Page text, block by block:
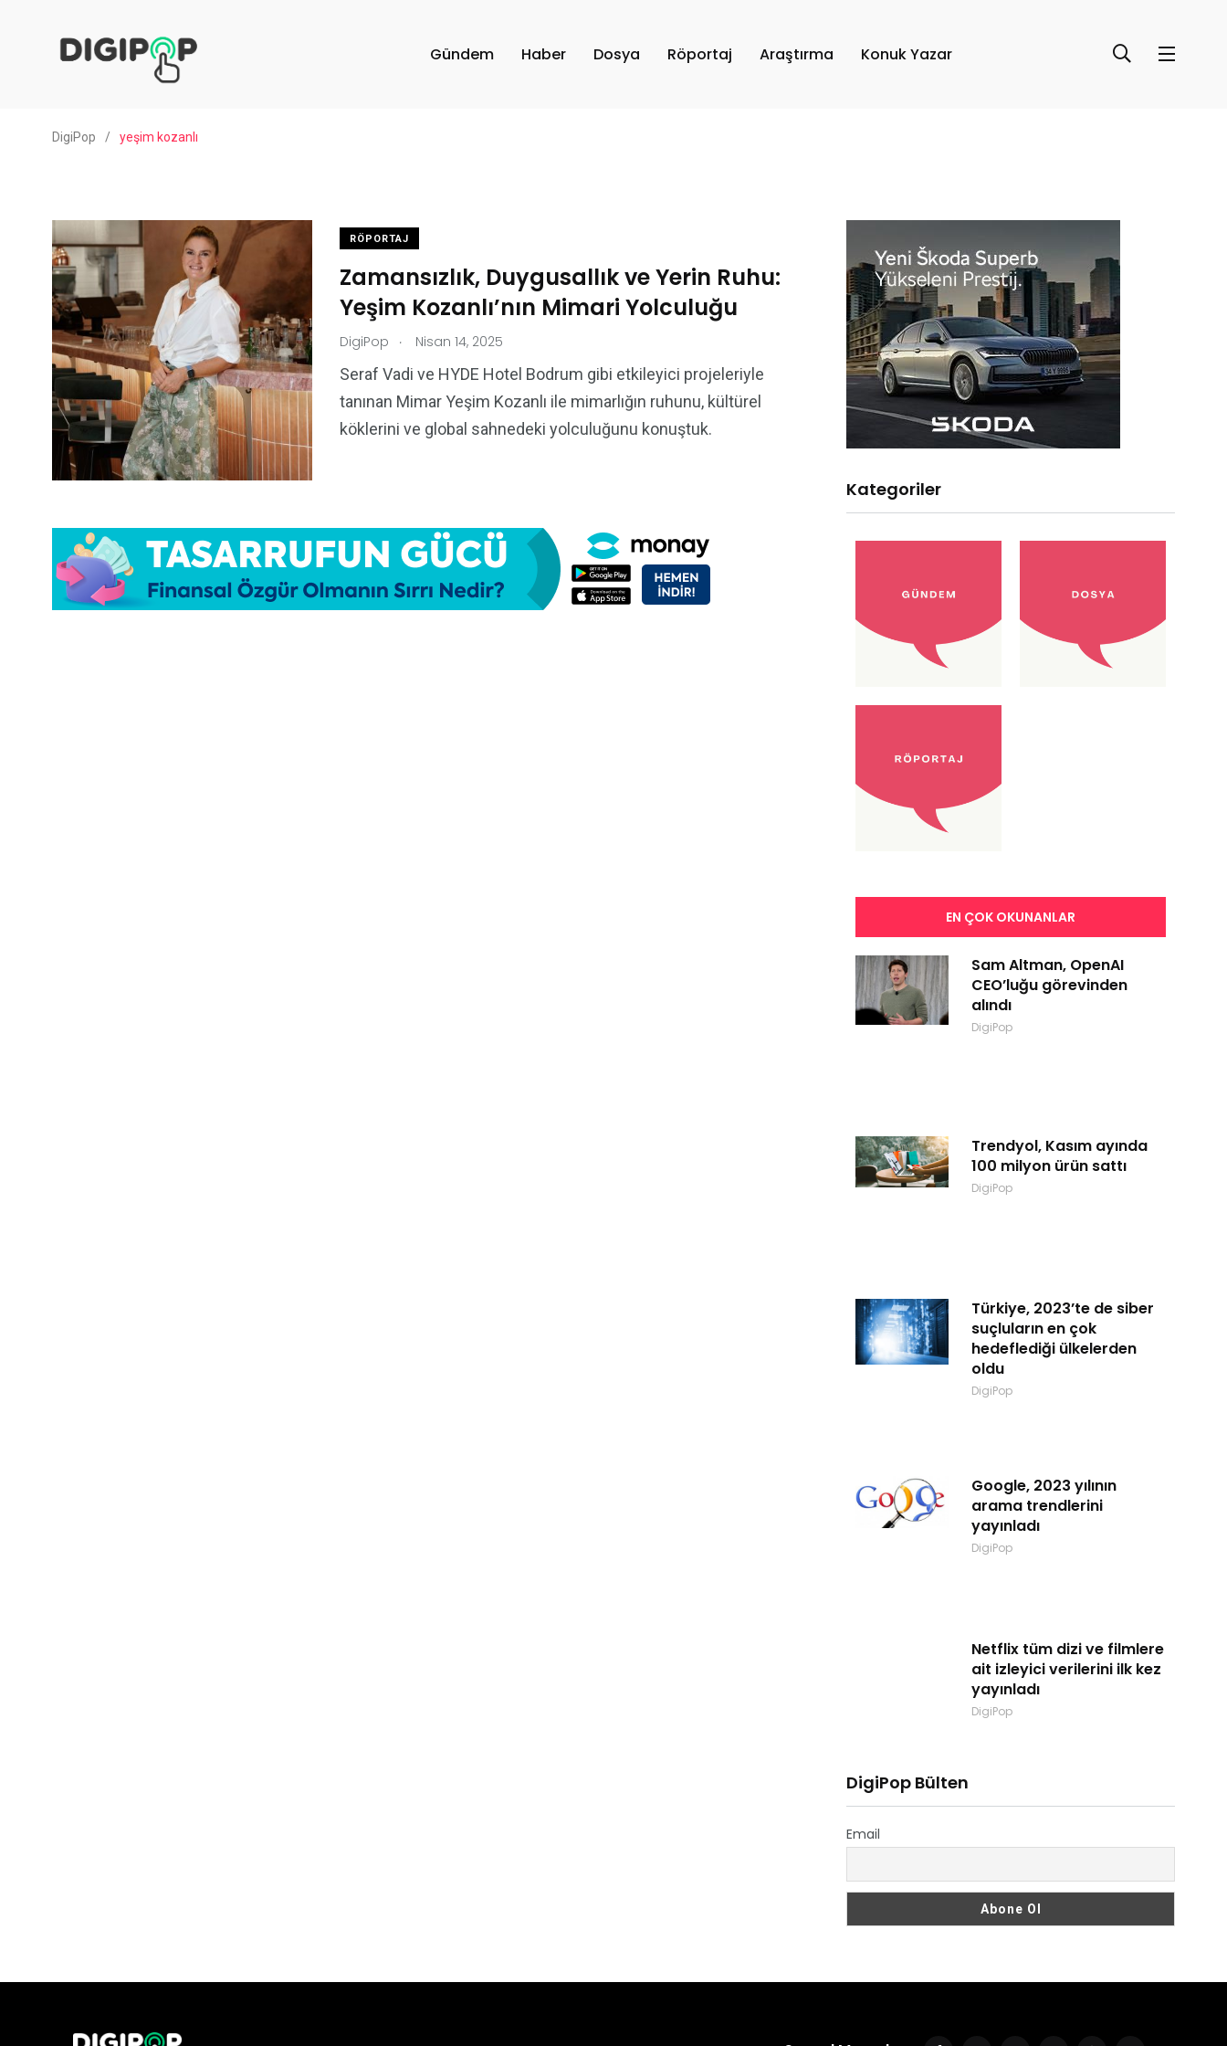
Gündem Haber Dosya Röportaj Araştırma Konuk Yazar
DigiPop / yeşim kozanlı
RÖPORTAJ
Zamansızlık, Duygusallık ve Yerin Ruhu:
Yeşim Kozanlı’nın Mimari Yolculuğu
DigiPop . Nisan 14, 2025
Seraf Vadi ve HYDE Hotel Bodrum gibi etkileyici projeleriyle
tanınan Mimar Yeşim Kozanlı ile mimarlığın ruhunu, kültürel
köklerini ve global sahnedeki yolculuğunu konuştuk.
Kategoriler
EN ÇOK OKUNANLAR
Sam Altman, OpenAI
CEO’luğu görevinden
alındı
DigiPop
Trendyol, Kasım ayında
100 milyon ürün sattı
DigiPop
Türkiye, 2023’te de siber
suçluların en çok
hedeflediği ülkelerden
oldu
DigiPop
Google, 2023 yılının
arama trendlerini
yayınladı
DigiPop
Netflix tüm dizi ve filmlere
ait izleyici verilerini ilk kez
yayınladı
DigiPop
DigiPop Bülten
Email